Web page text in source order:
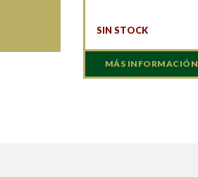
SIN STOCK
MÁS INFORMACIÓN